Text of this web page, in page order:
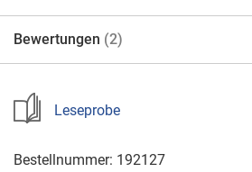
Leseprobe
Bestellnummer: 192127
Bewertungen 2